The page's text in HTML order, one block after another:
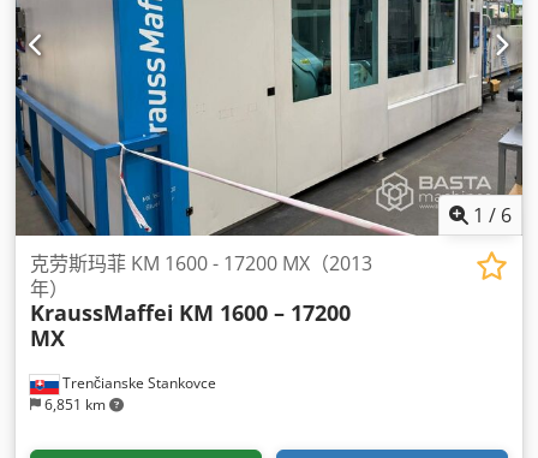
1 / 6
Trenčianske Stankovce
6,851 km
克劳斯玛菲 KM 1600 - 17200 MX（2013
年）
KraussMaffei KM 1600 – 17200
MX